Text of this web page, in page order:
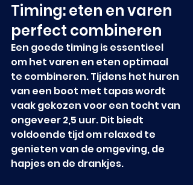
Timing: eten en varen
perfect combineren
Een goede timing is essentieel
om het varen en eten optimaal
te combineren. Tijdens het huren
van een boot met tapas wordt
vaak gekozen voor een tocht van
ongeveer 2,5 uur. Dit biedt
voldoende tijd om relaxed te
genieten van de omgeving, de
hapjes en de drankjes.